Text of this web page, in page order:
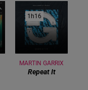
1h16
1h16
MARTIN GARRIX
Repeat It